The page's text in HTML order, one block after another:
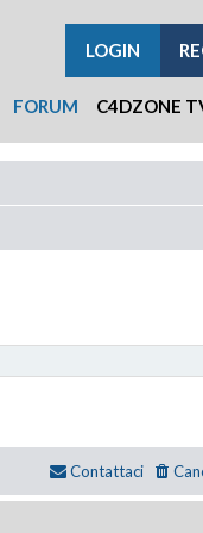
FORUM C4DZONE
LOGIN
Contattaci